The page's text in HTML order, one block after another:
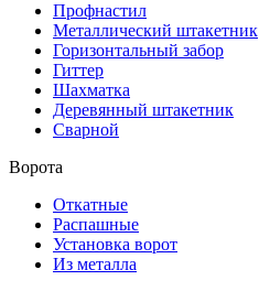
Профнастил
Металлический штакетник
Горизонтальный забор
Гиттер
Шахматка
Деревянный штакетник
Сварной
Ворота
Откатные
Распашные
Установка ворот
Из металла